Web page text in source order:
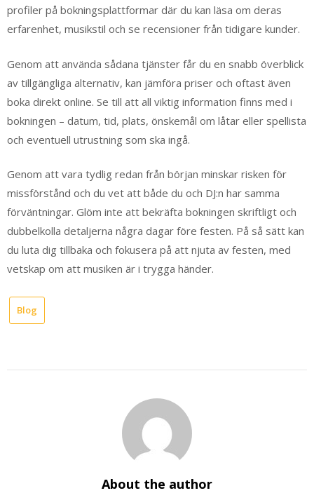
profiler på bokningsplattformar där du kan läsa om deras
erfarenhet, musikstil och se recensioner från tidigare kunder.
Genom att använda sådana tjänster får du en snabb överblick
av tillgängliga alternativ, kan jämföra priser och oftast även
boka direkt online. Se till att all viktig information finns med i
bokningen – datum, tid, plats, önskemål om låtar eller spellista
och eventuell utrustning som ska ingå.
Genom att vara tydlig redan från början minskar risken för
missförstånd och du vet att både du och DJ:n har samma
förväntningar. Glöm inte att bekräfta bokningen skriftligt och
dubbelkolla detaljerna några dagar före festen. På så sätt kan
du luta dig tillbaka och fokusera på att njuta av festen, med
vetskap om att musiken är i trygga händer.
Blog
About the author